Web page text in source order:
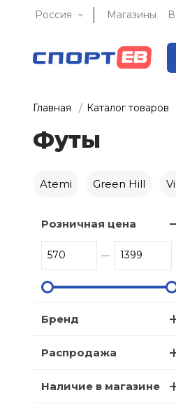
Россия Магазины
Главная Каталог товаров
Футы
Atemi Green Hill
Розничная цена
Бренд
Распродажа
Наличие в магазине